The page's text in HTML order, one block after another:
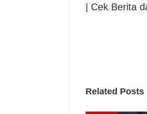
| Cek Berita
Related Posts